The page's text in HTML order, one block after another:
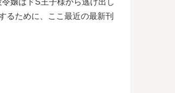
嬢はドS王子様から逃げ出し
るために、ここ最近の最新刊